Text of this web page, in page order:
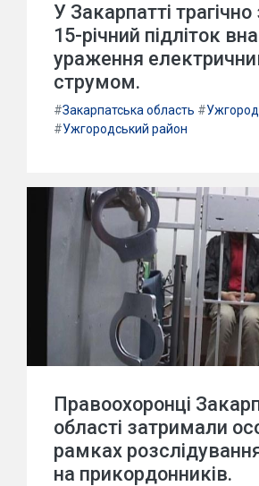
У Закарпатті трагічно
15-річний підліток
ураження
струмом.
#Закарпатська область #Ужгород
#Ужгородський район
Правоохоронці
області затримали
рамках
на прикордонників.